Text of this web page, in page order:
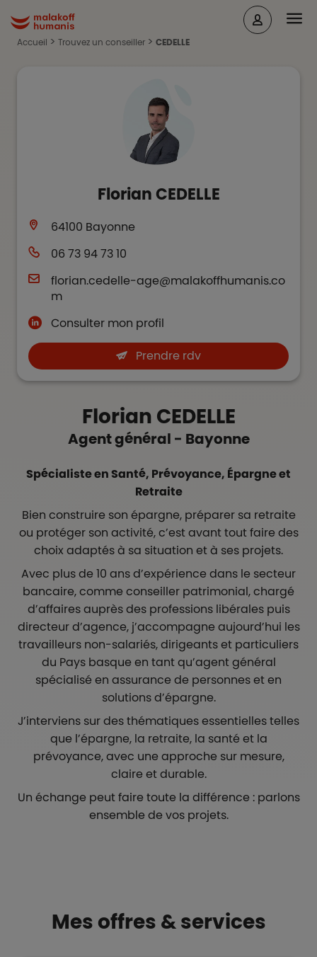
Malakoff Humanis Accueil
Accueil Trouvez un conseiller CEDELLE
Florian CEDELLE
Agent général - Bayonne
Spécialiste en Santé, Prévoyance, Épargne et
Retraite
Bien construire son épargne, préparer sa retraite
ou protéger son activité, c’est avant tout faire des
choix adaptés à sa situation et à ses projets.
Avec plus de 10 ans d’expérience dans le secteur
bancaire, comme conseiller patrimonial, chargé
d’affaires auprès des professions libérales puis
directeur d’agence, j’accompagne aujourd’hui les
travailleurs non-salariés, dirigeants et particuliers
du Pays basque en tant qu’agent général
spécialisé en assurance de personnes et en
solutions d’épargne.
J’interviens sur des thématiques essentielles telles
que l’épargne, la retraite, la santé et la
prévoyance, avec une approche sur mesure,
claire et durable.
Un échange peut faire toute la différence : parlons
ensemble de vos projets.
FlorianCEDELLE
64100 Bayonne
06 73 94 73 10
florian.cedelle-age@malakoffhumanis.co
m
Consulter mon profil
Prendre rdv
Mes offres & services